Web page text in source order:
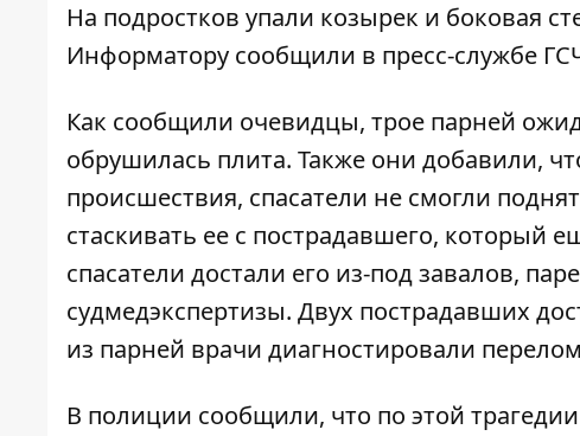
На подростков упали козырек и боковая
Информатору сообщили в пресс-службе
Как сообщили очевидцы, трое парней
обрушилась плита. Также они добавили,
происшествия, спасатели не смогли
стаскивать ее с пострадавшего, который
спасатели достали его из-под завалов,
судмедэкспертизы. Двух пострадавших
из парней врачи диагностировали
В полиции сообщили, что по этой